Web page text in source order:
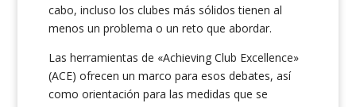
cabo, incluso los clubes más sólidos tienen al
menos un problema o un reto que abordar.
Las herramientas de «Achieving Club Excellence»
(ACE) ofrecen un marco para esos debates, así
como orientación para las medidas que se